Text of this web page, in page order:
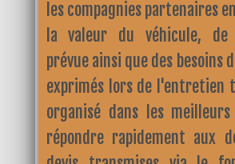
les compagnies partenaires
la valeur du véhicule,
prévue ainsi que des besoins
exprimés lors de l'entretien
organisé dans les
répondre rapidement aux